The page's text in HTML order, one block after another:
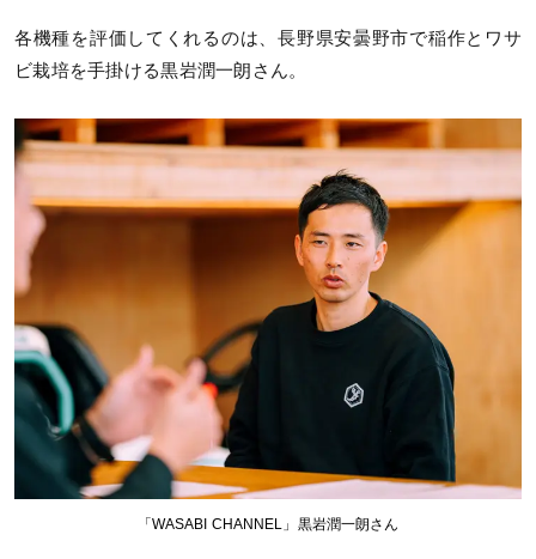
各機種を評価してくれるのは、長野県安曇野市で稲作とワサ
ビ栽培を手掛ける黒岩潤一朗さん。
「WASABI CHANNEL」黒岩潤一朗さん